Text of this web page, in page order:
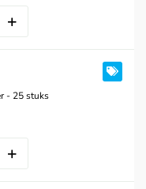
- 25 stuks